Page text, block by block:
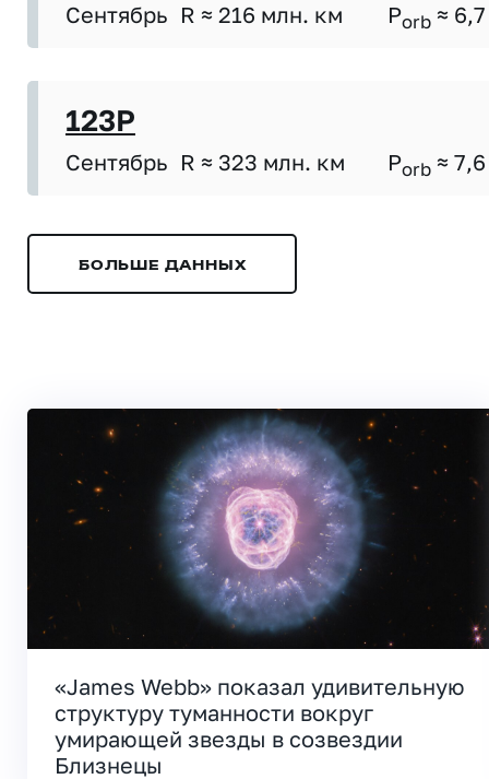
Сентябрь R ≈ 216 млн. км Porb ≈ 6,7
123P
Сентябрь R ≈ 323 млн. км Porb ≈ 7,6
БОЛЬШЕ ДАННЫХ
«James Webb» показал удивительную
структуру туманности вокруг
умирающей звезды в созвездии
Близнецы